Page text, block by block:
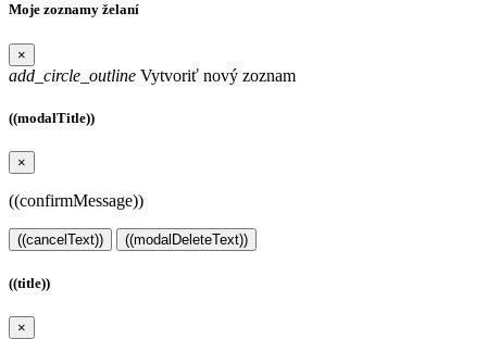
Moje zoznamy želaní
×
add_circle_outline Vytvoriť nový zoznam
((modalTitle))
×
((confirmMessage))
((cancelText)) ((modalDeleteText))
((title))
×